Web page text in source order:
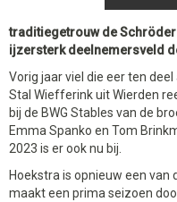
traditiegetrouw de
ijzersterk deelnemersveld
Vorig jaar viel die eer ten
Stal Wiefferink uit Wierden
bij de BWG Stables van de
Emma Spanko en Tom
2023 is er ook nu bij.
Hoekstra is opnieuw een
maakt een prima seizoen